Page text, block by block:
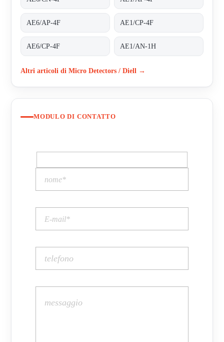
AE6/AP-4F AE1/CP-4F
AE6/CP-4F AE1/AN-1H
Altri articoli di Micro Detectors / Diell →
MODULO DI CONTATTO